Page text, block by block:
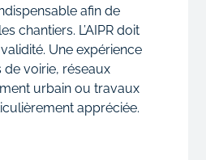
afin de
chantiers. L’AIPR doit
Une expérience
voirie, réseaux
urbain ou travaux
appréciée.